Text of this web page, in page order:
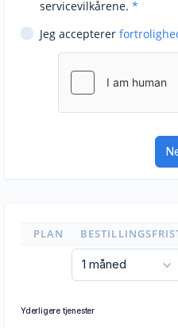
servicevilkårene. *
Jeg accepterer
PLAN
Yderligere tjenester